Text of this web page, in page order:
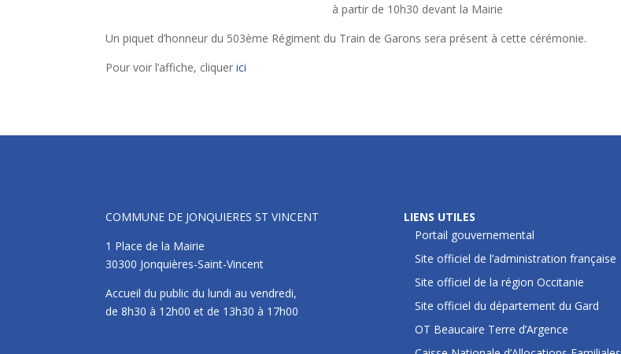
à partir de 10h30 devant la Mairie
Un piquet d’honneur du 503ème Régiment du Train de Garons sera présent à cette cérémonie.
Pour voir l’affiche, cliquerici
COMMUNE DE JONQUIERES ST VINCENT
1 Place de la Mairie
30300 Jonquières-Saint-Vincent
Accueil du public du lundi au vendredi,
de 8h30 à 12h00 et de 13h30 à 17h00
LIENS UTILES
Portail gouvernemental
Site officiel de l’administration française
Site officiel de la région Occitanie
Site officiel du département du Gard
OT Beaucaire Terre d’Argence